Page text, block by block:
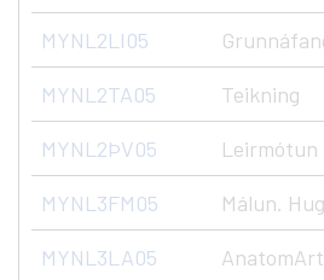
MYNL2LI05
MYNL2TA05 Teikning
MYNL2ÞV05 Leirmótun
MYNL3FM05 Málun.
MYNL3LA05